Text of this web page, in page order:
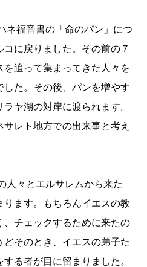
ネ福音書の「命のパン」につ
に戻りました。その前の７
を追って集まってきた人々を
た。その後、パンを増やす
ヤ湖の対岸に渡られます。
レト地方での出来事と考え
人々とエルサレムから来た
ります。もちろんイエスの教
、チェックするために来たの
そのとき、イエスの弟子た
る者が目に留まりました。